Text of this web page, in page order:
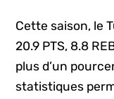
Cette saison, le
20.9 PTS, 8.8
plus d’un
statistiques